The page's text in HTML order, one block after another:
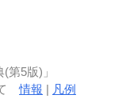
第5版)」
て情報 | 凡例